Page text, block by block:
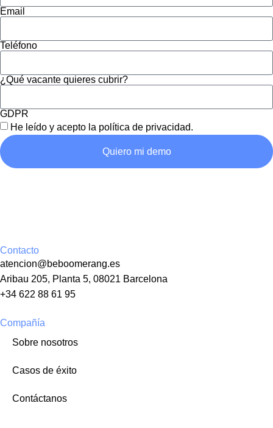
Email
Teléfono
¿Qué vacante quieres cubrir?
GDPR
He leído y acepto la política de privacidad.
Quiero mi demo
Contacto
atencion@beboomerang.es
Aribau 205, Planta 5, 08021 Barcelona
+34 622 88 61 95
Compañía
Sobre nosotros
Casos de éxito
Contáctanos